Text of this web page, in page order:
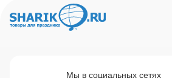
Мы в социальных сетях